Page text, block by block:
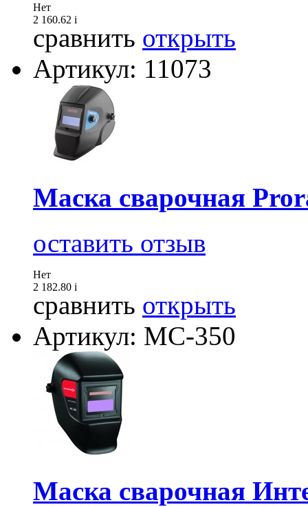
Нет
2 160.62 i
сравнить открыть
Артикул: 11073
Маска сварочная
оставить отзыв
Нет
2 182.80 i
сравнить открыть
Артикул: МС-350
Маска сварочная